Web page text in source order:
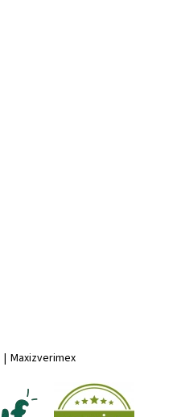
| Maxizverimex